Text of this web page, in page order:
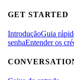
GET STARTED
IntroduçãoGuia
senhaEntender os